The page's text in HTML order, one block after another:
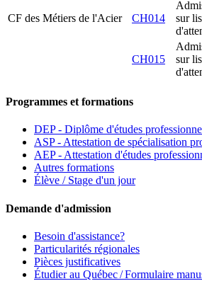
CF des Métiers de l'Acier CH014
sur
CH015
sur
Programmes et formations
DEP - Diplôme d'études
ASP - Attestation de spécialisation
AEP - Attestation d'études
Autres formations
Élève / Stage d'un jour
Demande d'admission
Besoin d'assistance?
Particularités régionales
Pièces justificatives
Étudier au Québec / Formulaire